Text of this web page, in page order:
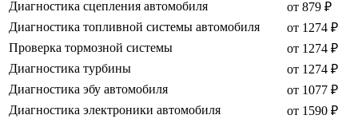
Диагностика сцепления автомобиля
от 879 ₽
Диагностика топливной системы автомобиля
от 1274 ₽
Проверка тормозной системы
от 1274 ₽
Диагностика турбины
от 1274 ₽
Диагностика эбу автомобиля
от 1077 ₽
Диагностика электроники автомобиля
от 1590 ₽